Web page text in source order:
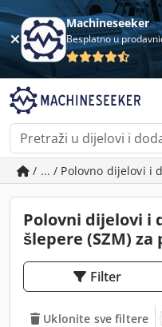
Machineseeker
Besplatno u
/ ... / Polovno dijelovi i
Polovni dijelovi i
šlepere (SZM) za
Filter
Uklonite sve filtere